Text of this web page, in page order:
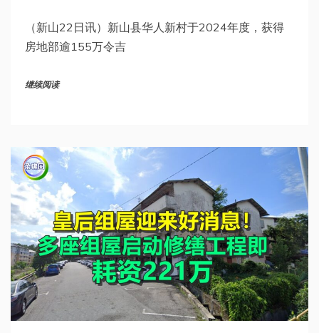
（新山22日讯）新山县华人新村于2024年度，获得
房地部逾155万令吉
继续阅读